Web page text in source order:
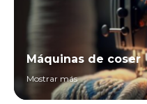
Máquinas de coser
Mostrar más